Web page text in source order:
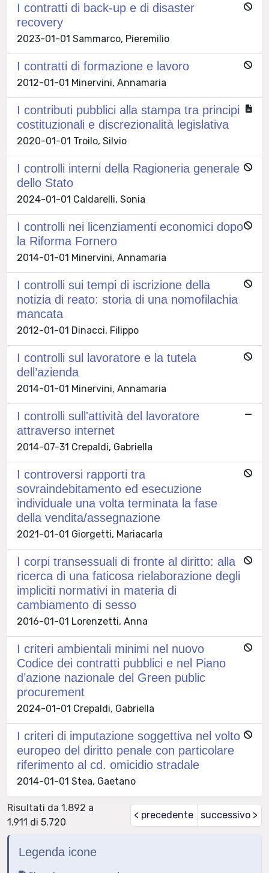
I contratti di back-up e di disaster
recovery
2023-01-01 Sammarco, Pieremilio
I contratti di formazione e lavoro
2012-01-01 Minervini, Annamaria
I contributi pubblici alla stampa tra principi
costituzionali e discrezionalità legislativa
2020-01-01 Troilo, Silvio
I controlli interni della Ragioneria generale
dello Stato
2024-01-01 Caldarelli, Sonia
I controlli nei licenziamenti economici dopo
la Riforma Fornero
2014-01-01 Minervini, Annamaria
I controlli sui tempi di iscrizione della
notizia di reato: storia di una nomofilachia
mancata
2012-01-01 Dinacci, Filippo
I controlli sul lavoratore e la tutela
dell’azienda
2014-01-01 Minervini, Annamaria
I controlli sull'attività del lavoratore
attraverso internet
2014-07-31 Crepaldi, Gabriella
I controversi rapporti tra
sovraindebitamento ed esecuzione
individuale una volta terminata la fase
della vendita/assegnazione
2021-01-01 Giorgetti, Mariacarla
I corpi transessuali di fronte al diritto: alla
ricerca di una faticosa rielaborazione degli
impliciti normativi in materia di
cambiamento di sesso
2016-01-01 Lorenzetti, Anna
I criteri ambientali minimi nel nuovo
Codice dei contratti pubblici e nel Piano
d’azione nazionale del Green public
procurement
2024-01-01 Crepaldi, Gabriella
I criteri di imputazione soggettiva nel volto
europeo del diritto penale con particolare
riferimento al cd. omicidio stradale
2014-01-01 Stea, Gaetano
Risultati da 1.892 a
1.911 di 5.720
< precedente successivo >
Legenda icone